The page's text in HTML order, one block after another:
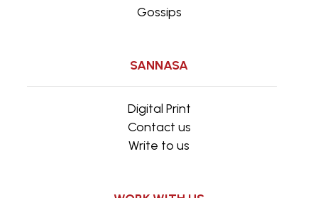
Gossips
SANNASA
Digital Print
Contact us
Write to us